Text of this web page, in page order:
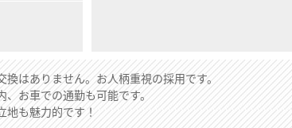
はありません。お人柄重視の採用です。
お車での通勤も可能です。
も魅力的です！